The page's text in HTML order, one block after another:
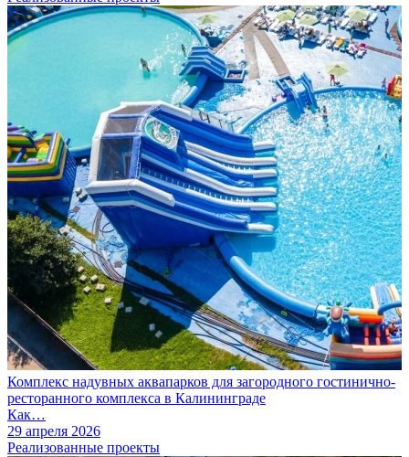
Комплекс надувных аквапарков для загородного гостинично-
ресторанного комплекса в Калининграде
Как…
29 апреля 2026
Реализованные проекты